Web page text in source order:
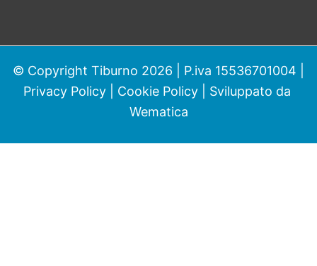
© Copyright Tiburno 2026 | P.iva 15536701004 |
Privacy Policy| Cookie Policy| Sviluppato da
Wematica